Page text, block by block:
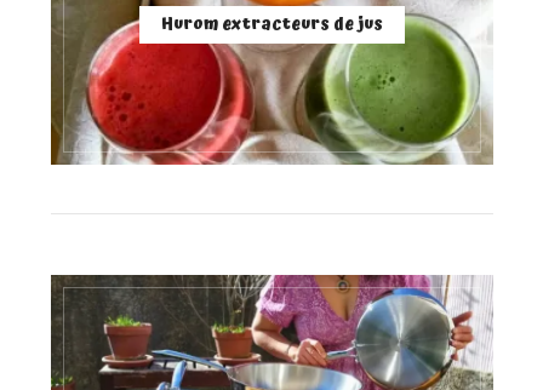
Hurom extracteurs de jus